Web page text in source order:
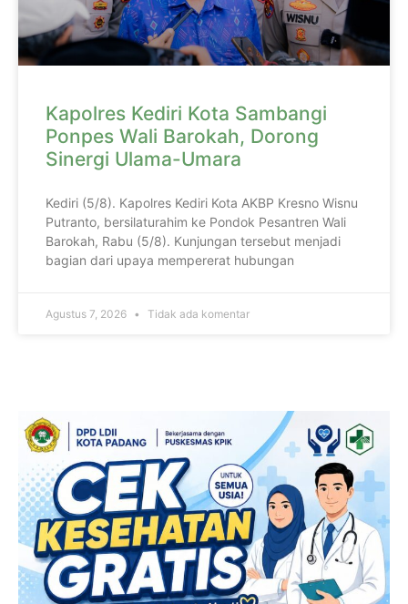
Kapolres Kediri Kota Sambangi
Ponpes Wali Barokah, Dorong
Sinergi Ulama-Umara
Kediri (5/8). Kapolres Kediri Kota AKBP Kresno Wisnu
Putranto, bersilaturahim ke Pondok Pesantren Wali
Barokah, Rabu (5/8). Kunjungan tersebut menjadi
bagian dari upaya mempererat hubungan
Agustus 7, 2026 Tidak ada komentar